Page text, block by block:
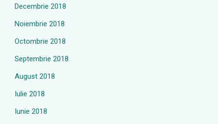
Decembrie 2018
Noiembrie 2018
Octombrie 2018
Septembrie 2018
August 2018
Iulie 2018
Iunie 2018